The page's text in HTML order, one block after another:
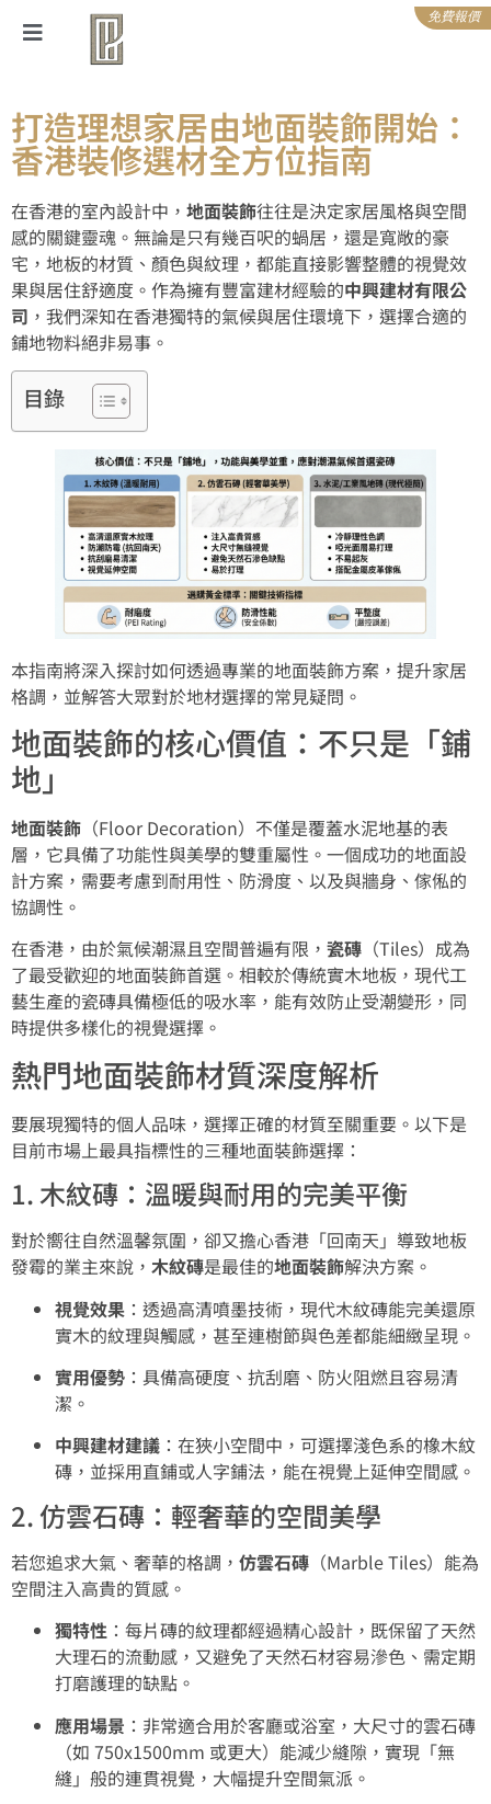
免費報價
打造理想家居由地面裝飾開始：
香港裝修選材全方位指南
在香港的室內設計中， 地面裝飾往往是決定家居風格與空間
感的關鍵靈魂。無論是只有幾百呎的蝸居，還是寬敞的豪
宅，地板的材質、顏色與紋理，都能直接影響整體的視覺效
果與居住舒適度。作為擁有豐富建材經驗的中興建材有限公
司 ，我們深知在香港獨特的氣候與居住環境下，選擇合適的
鋪地物料絕非易事。
目錄
本指南將深入探討如何透過專業的地面裝飾方案，提升家居
格調，並解答大眾對於地材選擇的常見疑問。
地面裝飾的核心價值：不只是「鋪
地」
地面裝飾 （Floor Decoration）不僅是覆蓋水泥地基的表
層，它具備了功能性與美學的雙重屬性。一個成功的地面設
計方案，需要考慮到耐用性、防滑度、以及與牆身、傢俬的
協調性。
在香港，由於氣候潮濕且空間普遍有限， 瓷磚 （Tiles）成為
了最受歡迎的地面裝飾首選。相較於傳統實木地板，現代工
藝生產的瓷磚具備極低的吸水率，能有效防止受潮變形，同
時提供多樣化的視覺選擇。
熱門地面裝飾材質深度解析
要展現獨特的個人品味，選擇正確的材質至關重要。以下是
目前市場上最具指標性的三種地面裝飾選擇：
1. 木紋磚：溫暖與耐用的完美平衡
對於嚮往自然溫馨氛圍，卻又擔心香港「回南天」導致地板
發霉的業主來說， 木紋磚是最佳的地面裝飾解決方案。
視覺效果 ：透過高清噴墨技術，現代木紋磚能完美還原
實木的紋理與觸感，甚至連樹節與色差都能細緻呈現。
實用優勢 ：具備高硬度、抗刮磨、防火阻燃且容易清
潔。
中興建材建議 ：在狹小空間中，可選擇淺色系的橡木紋
磚，並採用直鋪或人字鋪法，能在視覺上延伸空間感。
2. 仿雲石磚：輕奢華的空間美學
若您追求大氣、奢華的格調， 仿雲石磚 （Marble Tiles）能為
空間注入高貴的質感。
獨特性 ：每片磚的紋理都經過精心設計，既保留了天然
大理石的流動感，又避免了天然石材容易滲色、需定期
打磨護理的缺點。
應用場景 ：非常適合用於客廳或浴室，大尺寸的雲石磚
（如 750x1500mm 或更大）能減少縫隙，實現「無
縫」般的連貫視覺，大幅提升空間氣派。